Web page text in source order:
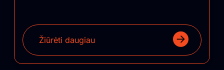
Žiūrėti daugiau